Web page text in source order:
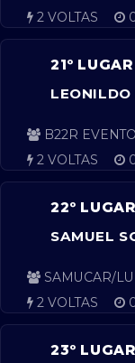
2 VOLTAS
21º LUGAR
LEONILDO
B22R
2 VOLTAS
22º LUGAR
SAMUEL
SAMUCAR/
2 VOLTAS
23º LUGAR